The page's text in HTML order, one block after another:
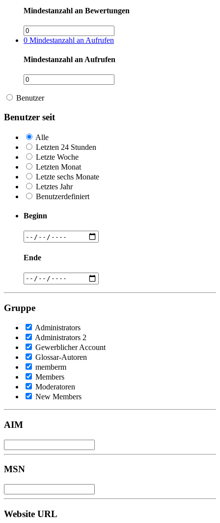
Mindestanzahl an Bewertungen
0 Mindestanzahl an Aufrufen
Mindestanzahl an Aufrufen
Benutzer
Benutzer seit
Alle
Letzten 24 Stunden
Letzte Woche
Letzten Monat
Letzte sechs Monate
Letztes Jahr
Benutzerdefiniert
Beginn
Ende
Gruppe
Administrators
Administrators 2
Gewerblicher Account
Glossar-Autoren
memberm
Members
Moderatoren
New Members
AIM
MSN
Website URL